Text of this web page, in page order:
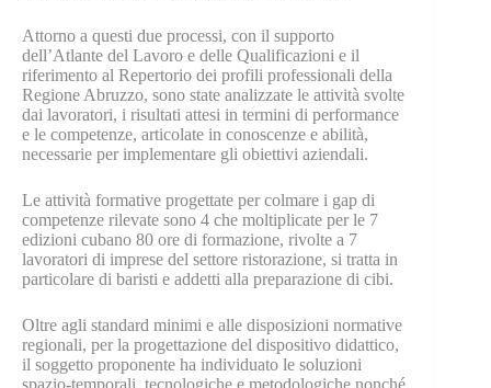
Attorno a questi due processi, con il supporto
dell’Atlante del Lavoro e delle Qualificazioni e il
riferimento al Repertorio dei profili professionali della
Regione Abruzzo, sono state analizzate le attività svolte
dai lavoratori, i risultati attesi in termini di performance
e le competenze, articolate in conoscenze e abilità,
necessarie per implementare gli obiettivi aziendali.
Le attività formative progettate per colmare i gap di
competenze rilevate sono 4 che moltiplicate per le 7
edizioni cubano 80 ore di formazione, rivolte a 7
lavoratori di imprese del settore ristorazione, si tratta in
particolare di baristi e addetti alla preparazione di cibi.
Oltre agli standard minimi e alle disposizioni normative
regionali, per la progettazione del dispositivo didattico,
il soggetto proponente ha individuato le soluzioni
spazio-temporali, tecnologiche e metodologiche nonché